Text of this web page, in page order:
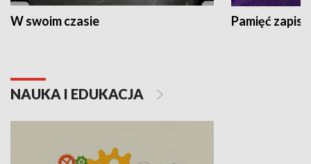
W swoim czasie Pamięć
NAUKA I EDUKACJA